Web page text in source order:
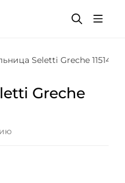
Seletti Greche 11514
Greche